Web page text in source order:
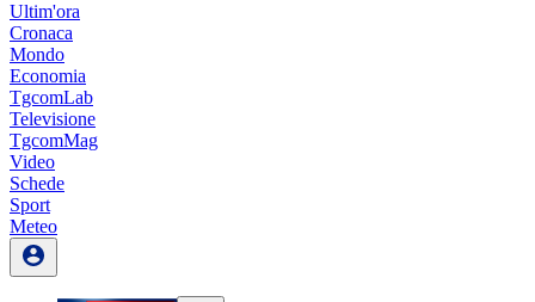
Ultim'ora
Cronaca
Mondo
Economia
TgcomLab
Televisione
TgcomMag
Video
Schede
Sport
Meteo